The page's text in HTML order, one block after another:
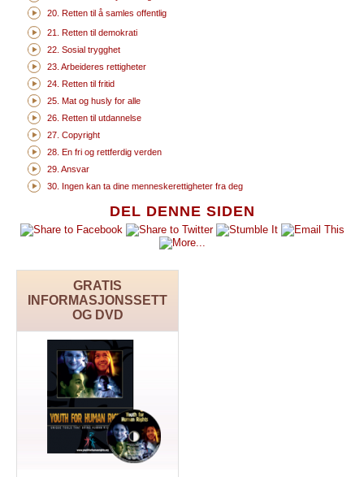
DEL DENNE SIDEN
GRATIS
INFORMASJONSSETT
OG DVD
20. Retten til å samles offentlig
21. Retten til demokrati
22. Sosial trygghet
23. Arbeideres rettigheter
24. Retten til fritid
25. Mat og husly for alle
26. Retten til utdannelse
27. Copyright
28. En fri og rettferdig verden
29. Ansvar
30. Ingen kan ta dine menneskerettigheter fra deg